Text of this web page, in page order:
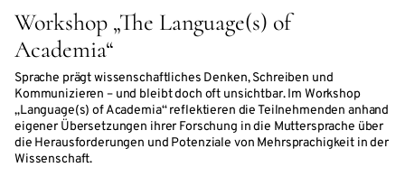
Workshop „The Language(s) of
Academia“
Sprache prägt wissenschaftliches Denken, Schreiben und
Kommunizieren – und bleibt doch oft unsichtbar. Im Workshop
„Language(s) of Academia“ reflektieren die Teilnehmenden anhand
eigener Übersetzungen ihrer Forschung in die Muttersprache über
die Herausforderungen und Potenziale von Mehrsprachigkeit in der
Wissenschaft.